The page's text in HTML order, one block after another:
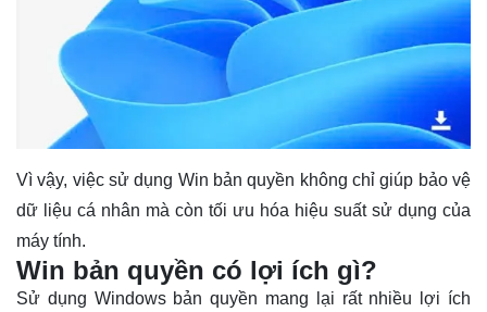
Vì vậy, việc sử dụng Win bản quyền không chỉ giúp bảo vệ
dữ liệu cá nhân mà còn tối ưu hóa hiệu suất sử dụng của
máy tính.
Win bản quyền có lợi ích gì?
Sử dụng Windows bản quyền mang lại rất nhiều lợi ích